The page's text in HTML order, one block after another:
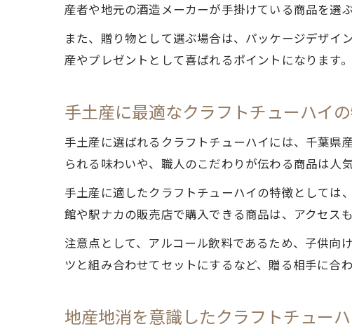
地
ク
ノンア
び
千
ク
お
千葉の
ク
千
産者や地元の酒造メーカーが手掛けている商品を選
また、贈り物として選ぶ場合は、パッケージデザ
産やプレゼントとして喜ばれるポイントになります。
手土産に最適なクラフトチューハイ
手土産に選ばれるクラフトチューハイには、千葉県
られる味わいや、職人のこだわりが伝わる商品は人気
手土産に適したクラフトチューハイの特徴としては
館や駅ナカの販売店で購入できる商品は、アクセス
注意点として、アルコール飲料であるため、子供向
ツと組み合わせてセットにするなど、贈る相手に合
地産地消を意識したクラフトチュー